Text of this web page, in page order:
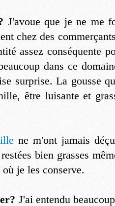
J'avoue que je ne me
chez des
assez conséquente
dans ce
surprise. La gousse
être luisante et
ne m'ont jamais
bien grasses
je les conserve.
J'ai entendu